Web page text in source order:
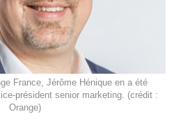
France, Jérôme Hénique en a été
président senior marketing. (crédit :
Orange)